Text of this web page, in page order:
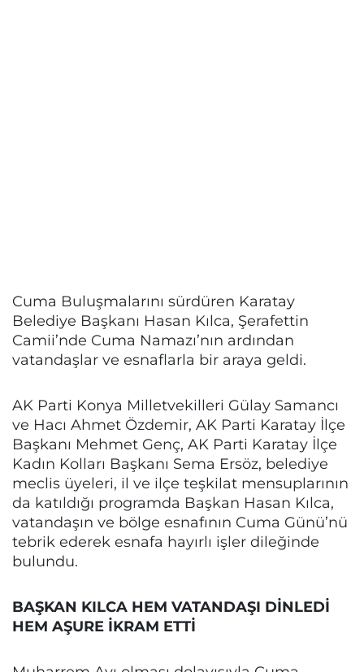
Cuma Buluşmalarını sürdüren Karatay
Belediye Başkanı Hasan Kılca, Şerafettin
Camii’nde Cuma Namazı’nın ardından
vatandaşlar ve esnaflarla bir araya geldi.
AK Parti Konya Milletvekilleri Gülay Samancı
ve Hacı Ahmet Özdemir, AK Parti Karatay İlçe
Başkanı Mehmet Genç, AK Parti Karatay İlçe
Kadın Kolları Başkanı Sema Ersöz, belediye
meclis üyeleri, il ve ilçe teşkilat mensuplarının
da katıldığı programda Başkan Hasan Kılca,
vatandaşın ve bölge esnafının Cuma Günü’nü
tebrik ederek esnafa hayırlı işler dileğinde
bulundu.
BAŞKAN KILCA HEM VATANDAŞI DİNLEDİ
HEM AŞURE İKRAM ETTİ